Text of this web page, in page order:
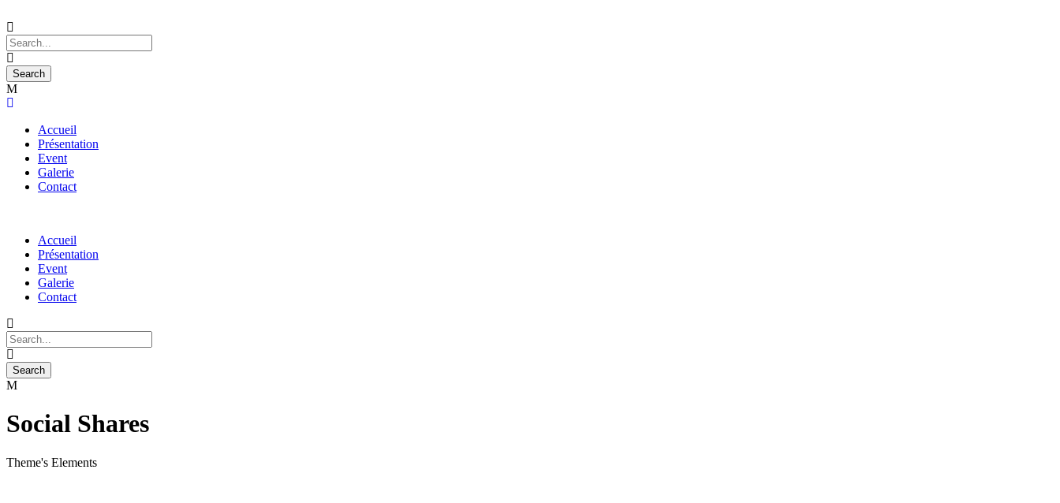
Accueil
Présentation
Event
Galerie
Contact
Accueil
Présentation
Event
Galerie
Contact
Social Shares
Theme's Elements